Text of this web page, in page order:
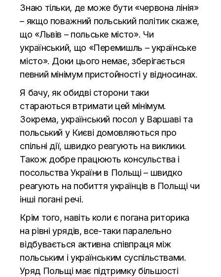
Знаю тільки, де може бути «червона лінія»
– якщо поважний польський політик скаже,
що «Львів – польське місто». Чи
український, що «Перемишль – українське
місто». Доки цього немає, зберігається
певний мінімум пристойності у відносинах.
Я бачу, як обидві сторони таки
стараються втримати цей мінімум.
Зокрема, український посол у Варшаві та
польський у Києві домовляються про
спільні дії, швидко реагують на виклики.
Також добре працюють консульства і
посольства України в Польщі – швидко
реагують на побиття українців в Польщі чи
інші погані речі.
Крім того, навіть коли є погана риторика
на рівні урядів, все-таки паралельно
відбувається активна співпраця між
польським і українським суспільствами.
Уряд Польщі має підтримку більшості